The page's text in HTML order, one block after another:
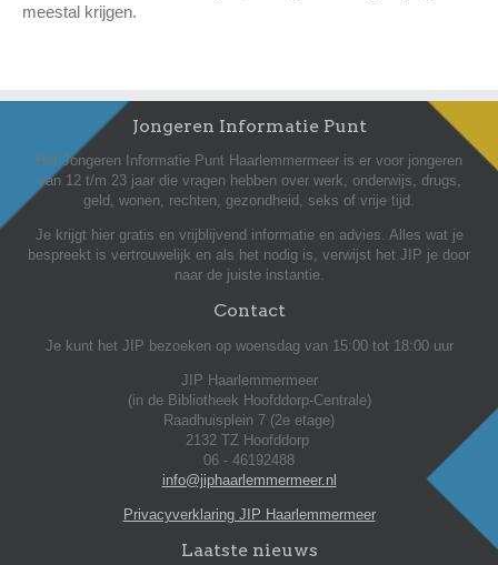
meestal krijgen.
Jongeren Informatie Punt
Het Jongeren Informatie Punt Haarlemmermeer is er voor jongeren
van 12 t/m 23 jaar die vragen hebben over werk, onderwijs, drugs,
geld, wonen, rechten, gezondheid, seks of vrije tijd.
Je krijgt hier gratis en vrijblijvend informatie en advies. Alles wat je
bespreekt is vertrouwelijk en als het nodig is, verwijst het JIP je door
naar de juiste instantie.
Contact
Je kunt het JIP bezoeken op woensdag van 15:00 tot 18:00 uur
JIP Haarlemmermeer
(in de Bibliotheek Hoofddorp-Centrale)
Raadhuisplein 7 (2e etage)
2132 TZ Hoofddorp
06 - 46192488
info@jiphaarlemmermeer.nl
Privacyverklaring JIP Haarlemmermeer
Laatste nieuws